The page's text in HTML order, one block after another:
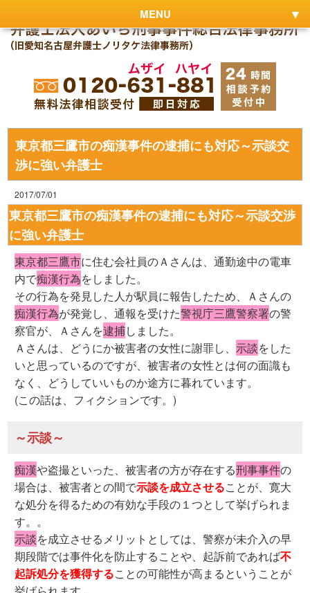
MENU
東京都三鷹市の痴漢事件の逮捕にも対応～示談交
渉に強い弁護士
2017/07/01
東京都三鷹市の痴漢事件の逮捕にも対応～示談交渉
に強い弁護士
東京都三鷹市に住む会社員のＡさんは、通勤途中の電車
内で痴漢行為をしました。
その行為を発見した人が駅員に報告したため、Ａさんの
痴漢行為が発覚し、通報を受けた警視庁三鷹警察署の警
察官が、Ａさんを逮捕しました。
Ａさんは、どうにか被害者の女性に謝罪し、示談をした
いと思っているのですが、被害者の女性とは何の面識も
なく、どうしていいものか途方に暮れています。
(この話は、フィクションです。)
～示談～
痴漢や盗撮といった、被害者の方が存在する刑事事件の
場合は、被害者との間で示談を成立させることが、寛大
な処分を得るための有効な手段の１つとして挙げられま
す。。
示談を成立させるメリットとしては、警察が未介入の早
期段階では事件化を防止することや、起訴前であれば不
起訴処分を獲得することの可能性が高まるということが